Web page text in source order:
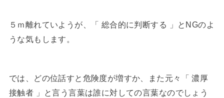
５ｍ離れていようが、「 総合的に判断する 」とNGのよ
うな気もします。
では、どの位話すと危険度が増すか、また元々「 濃厚
接触者 」と言う言葉は誰に対しての言葉なのでしょう